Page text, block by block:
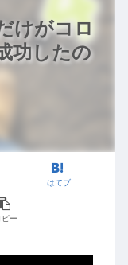
けがコロ
功したの
はてブ
ピー